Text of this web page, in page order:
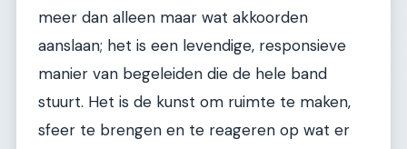
meer dan alleen maar wat akkoorden
aanslaan; het is een levendige, responsieve
manier van begeleiden die de hele band
stuurt. Het is de kunst om ruimte te maken,
sfeer te brengen en te reageren op wat er